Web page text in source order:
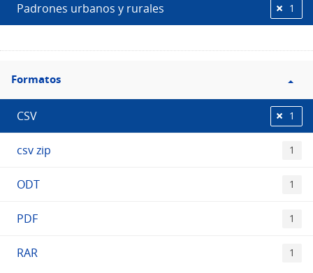
Padrones urbanos y rurales 1
Filtro
Formatos
Formatos
CSV 1
csv zip 1
ODT 1
PDF 1
RAR 1